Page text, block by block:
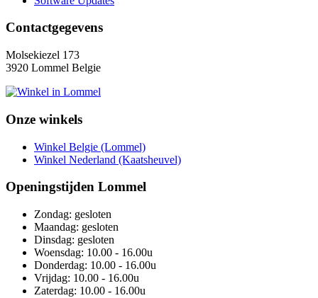
Contactgegevens
Molsekiezel 173
3920 Lommel Belgie
Onze winkels
Winkel Belgie (Lommel)
Winkel Nederland (Kaatsheuvel)
Openingstijden Lommel
Zondag: gesloten
Maandag: gesloten
Dinsdag: gesloten
Woensdag: 10.00 - 16.00u
Donderdag: 10.00 - 16.00u
Vrijdag: 10.00 - 16.00u
Zaterdag: 10.00 - 16.00u